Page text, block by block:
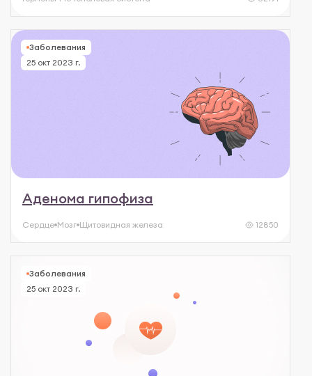
Заболевания
25 окт 2023 г.
Аденома гипофиза
Сердце Мозг Щитовидная железа 12850
Заболевания
25 окт 2023 г.